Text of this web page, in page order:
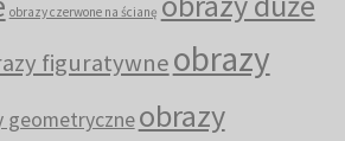
obrazy czerwone na ścianę
figuratywneobrazy
geometryczneobrazy